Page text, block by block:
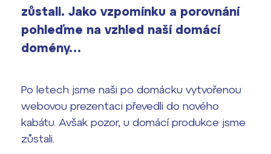
Výsledky 1. kola přijímacího řízení
2026/2027
Maturitní zkoušky
Europass
FOCUSing
Zahraniční stipendia
Bakaláři
Office 365
zůstali. Jako vzpomínku a porovnání
pohleďme na vzhled naší domácí
domény…
Po letech jsme naši po domácku vytvořenou
webovou prezentaci převedli do nového
kabátu. Avšak pozor, u domácí produkce jsme
zůstali.